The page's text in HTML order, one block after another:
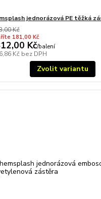
jednorázová PE těžká
Kč
181,00 Kč
Kč/balení
Kč bez DPH
Zvolit variantu